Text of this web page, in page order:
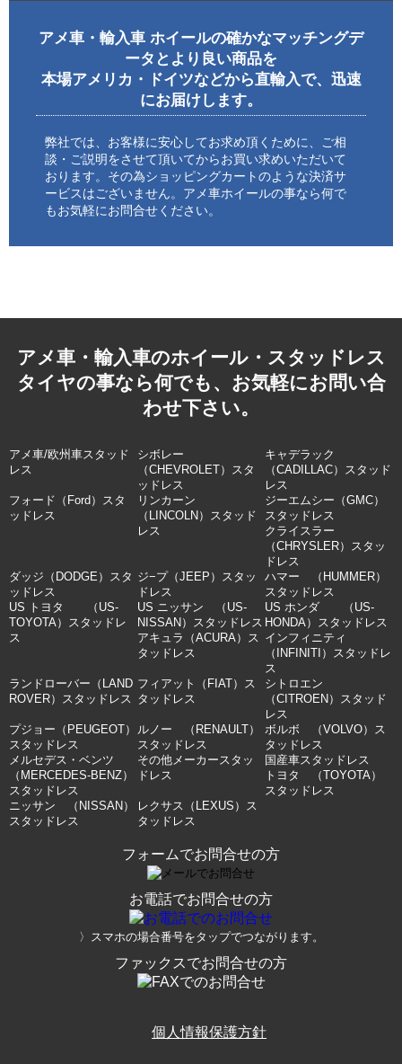
アメ車・輸入車 ホイールの確かなマッチングデ
ータとより良い商品を
本場アメリカ・ドイツなどから直輸入で、迅速
にお届けします。
弊社では、お客様に安心してお求め頂くために、ご相
談・ご説明をさせて頂いてからお買い求めいただいて
おります。その為ショッピングカートのような決済サ
ービスはございません。アメ車ホイールの事なら何で
もお気軽にお問合せください。
アメ車・輸入車のホイール・スタッドレス
タイヤの事なら何でも、お気軽にお問い合
わせ下さい。
アメ車/欧州車スタッド
レス
シボレー
（CHEVROLET）スタ
ッドレス
キャデラック
（CADILLAC）スタッド
レス
フォード（Ford）スタ
ッドレス
リンカーン
（LINCOLN）スタッド
レス
ジーエムシー（GMC）
スタッドレス
クライスラー
（CHRYSLER）スタッ
ドレス
ダッジ（DODGE）スタ
ッドレス
ジ−プ（JEEP）スタッ
ドレス
ハマー （HUMMER）
スタッドレス
US トヨタ （US-
TOYOTA）スタッドレ
ス
US ニッサン （US-
NISSAN）スタッドレス
US ホンダ （US-
HONDA）スタッドレス
アキュラ（ACURA）ス
タッドレス
インフィニティ
（INFINITI）スタッドレ
ス
ランドローバー（LAND
ROVER）スタッドレス
フィアット（FIAT）ス
タッドレス
シトロエン
（CITROEN）スタッド
レス
プジョー（PEUGEOT）
スタッドレス
ルノー （RENAULT）
スタッドレス
ボルボ （VOLVO）ス
タッドレス
メルセデス・ベンツ
（MERCEDES-BENZ）
スタッドレス
その他メーカースタッ
ドレス
国産車スタッドレス
トヨタ （TOYOTA）
スタッドレス
ニッサン （NISSAN）
スタッドレス
レクサス（LEXUS）ス
タッドレス
フォームでお問合せの方
お電話でお問合せの方
〉スマホの場合番号をタップでつながります。
ファックスでお問合せの方
個人情報保護方針